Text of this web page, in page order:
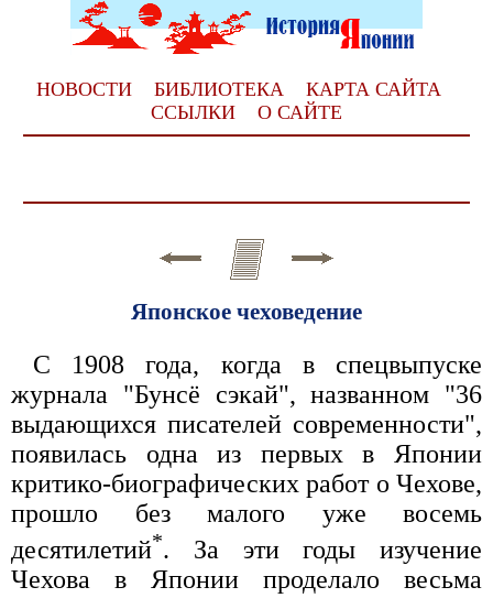
НОВОСТИ БИБЛИОТЕКА
КАРТА САЙТА
ССЫЛКИ
О САЙТЕ
Японское чеховедение
С 1908 года, когда в спецвыпуске
журнала "Бунсё сэкай", названном "36
выдающихся писателей современности",
появилась одна из первых в Японии
критико-биографических работ о Чехове,
прошло без малого уже восемь
десятилетий*. За эти годы изучение
Чехова в Японии проделало весьма